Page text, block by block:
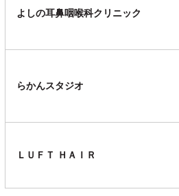
よしの耳鼻咽喉科クリニック
らかんスタジオ
ＬＵＦＴ ＨＡＩＲ